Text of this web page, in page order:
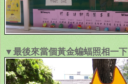
▼最後來當個黃金蝙蝠照相一下